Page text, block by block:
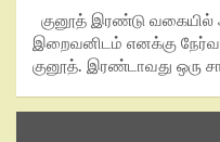
குனூத் இரண்டு
இறைவனிடம் எனக்கு
குனூத். இரண்டாவது ஒரு